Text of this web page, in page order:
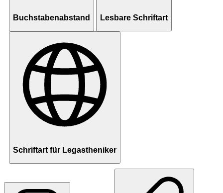
Buchstabenabstand Lesbare Schriftart
Schriftart für Legastheniker